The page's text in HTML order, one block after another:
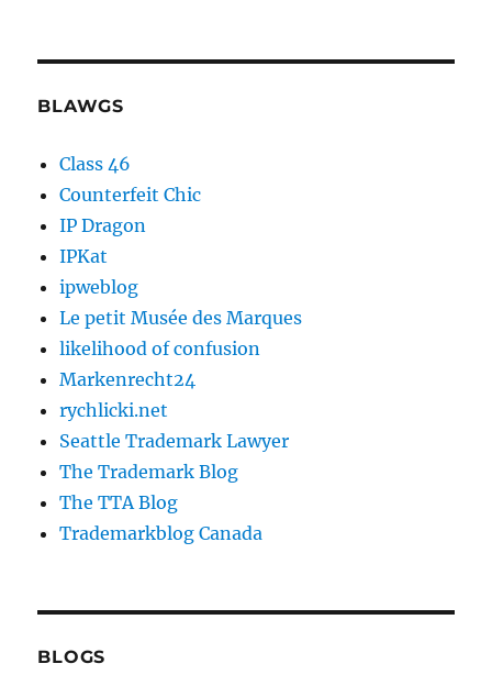
BLAWGS
Class 46
Counterfeit Chic
IP Dragon
IPKat
ipweblog
Le petit Musée des Marques
likelihood of confusion
Markenrecht24
rychlicki.net
Seattle Trademark Lawyer
The Trademark Blog
The TTA Blog
Trademarkblog Canada
BLOGS